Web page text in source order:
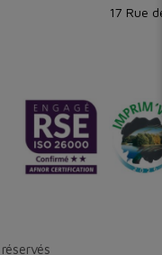
17 Rue